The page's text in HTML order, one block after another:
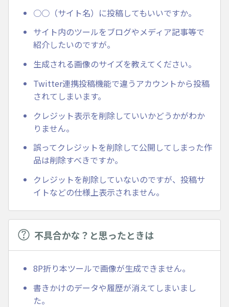
○○（サイト名）に投稿してもいいですか。
サイト内のツールをブログやメディア記事等で
紹介したいのですが。
生成される画像のサイズを教えてください。
Twitter連携投稿機能で違うアカウントから投稿
されてしまいます。
クレジット表示を削除していいかどうかがわか
りません。
誤ってクレジットを削除して公開してしまった作
品は削除すべきですか。
クレジットを削除していないのですが、投稿サ
イトなどの仕様上表示されません。
不具合かな？と思ったときは
8P折り本ツールで画像が生成できません。
書きかけのデータや履歴が消えてしまいまし
た。